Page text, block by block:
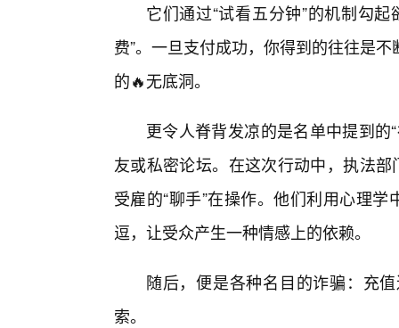
它们通过“试看五分钟”的机制勾
费”。一旦支付成功，你得到的往往是
的🔥无底洞。
更令人脊背发凉的是名单中提到的
友或私密论坛。在这次行动中，执法
受雇的“聊手”在操作。他们利用心理
逗，让受众产生一种情感上的依赖。
随后，便是各种名目的诈骗：充
索。